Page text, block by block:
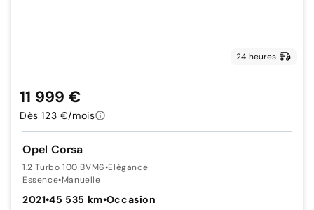
24 heures
Opel Corsa
1.2 Turbo 100 BVM6•Elégance
Essence•Manuelle
2021•45 535 km•Occasion
11 999 €
Dès 123 €/mois